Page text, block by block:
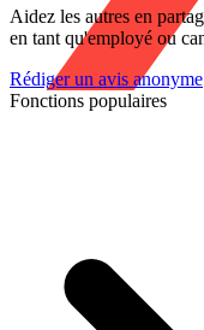
Aidez les autres en
en tant qu'employé ou
Rédiger un avis anonyme
Fonctions populaires